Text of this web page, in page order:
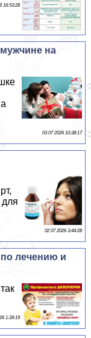
16:53:28
на
03 07 2026 10:38:17
02 07 2026 3:44:28
лечению и
1:39:19